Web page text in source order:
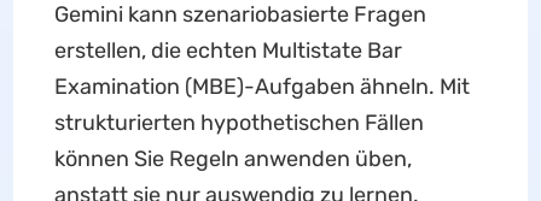
Gemini kann szenariobasierte Fragen
erstellen, die echten Multistate Bar
Examination (MBE)-Aufgaben ähneln. Mit
strukturierten hypothetischen Fällen
können Sie Regeln anwenden üben,
anstatt sie nur auswendig zu lernen.